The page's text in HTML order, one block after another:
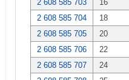
2 608 585 703
16
2 608 585 704
18
2 608 585 705
20
2 608 585 706
22
2 608 585 707
24